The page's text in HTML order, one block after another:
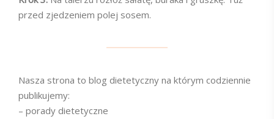
przed zjedzeniem polej sosem.
Nasza strona to blog dietetyczny na którym codziennie
publikujemy:
– porady dietetyczne